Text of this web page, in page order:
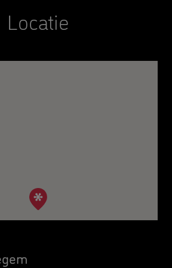
Locatie